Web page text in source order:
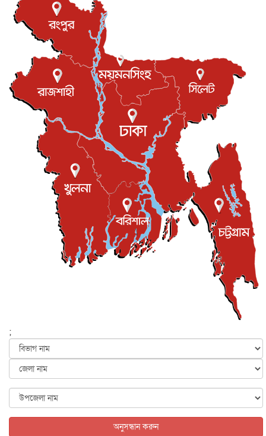
আন্তর্জাতিক
বিরোধ কাটিয়ে কূটনৈতিক সম্পর্ক পুনঃস্থাপন করছে মেক্সিকো ও
আন্তর্জাতিক
এবার ওটিটিতে মুক্তি পেল ‘মালিক’
বিনোদন ৮ আগস্ট, ২০২৬
রিয়ালকে ‘না’ বলা রদ্রির জন্য বার্সার কাছে কত চাইল ম্যানসিটি
খেলাধুলা
শিল্পকলায় চলচ্চিত্র উৎসব, বিনা মূল্যে দেখা যাবে ৬ সিনেমা
বিনোদন ৮ আগস্ট, ২০২৬
ইস্ট লন্ডন মসজিদের জুমার খুতবা : “কুরআন হোক জীবন দেখার
লেন্স...
ইসলাম ও জীবন ৭ আগস্ট, ২০২৬
সিলেটের কন্যা মোহিনী রশিদ এনওয়াইপিডির উচ্চপদস্থ কর্মকর্তা
দেশজুড়ে ৬ আগস্ট, ২০২৬
আজ থেকে সবার জন্য উন্মুক্ত জুলাই স্মৃতি জাদুঘর
৬ আগস্ট, ২০২৬
৬ আগস্ট, ২০২৬
জুলাইয়ের কৃতিত্ব নেওয়ার জন্য সবাই প্রতিযোগিতায় নেমেছে :
৬ আগস্ট, ২০২৬
৬ আগস্ট, ২০২৬
;
অনুসন্ধান করুন